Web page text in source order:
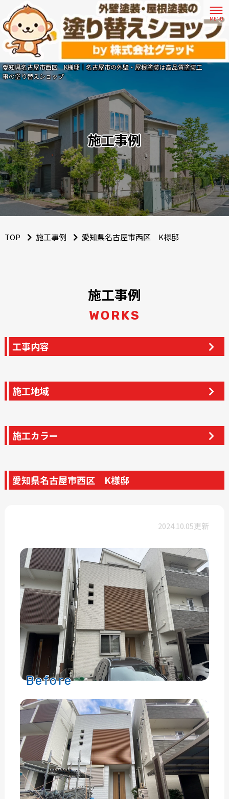
愛知県名古屋市西区 K様邸｜名古屋市の外壁・屋根塗装は高品質塗装工
事の塗り替えショップ
施工事例
TOP 施工事例 愛知県名古屋市西区 K様邸
施工事例
WORKS
工事内容
施工地域
施工カラー
愛知県名古屋市西区 K様邸
2024.10.05更新
Before